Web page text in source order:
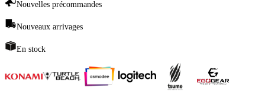
Nouvelles précommandes
Nouveaux arrivages
En stock